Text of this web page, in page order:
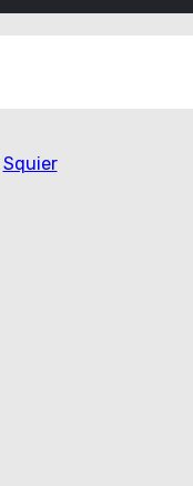
Squier